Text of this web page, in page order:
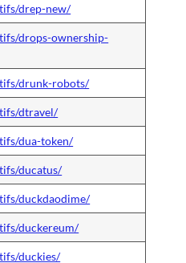
drep-new/
drops-ownership-
drunk-robots/
dtravel/
dua-token/
ducatus/
duckdaodime/
duckereum/
duckies/